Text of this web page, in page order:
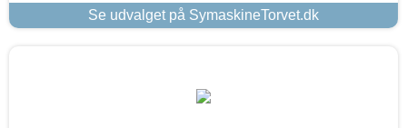
Se udvalget på SymaskineTorvet.dk